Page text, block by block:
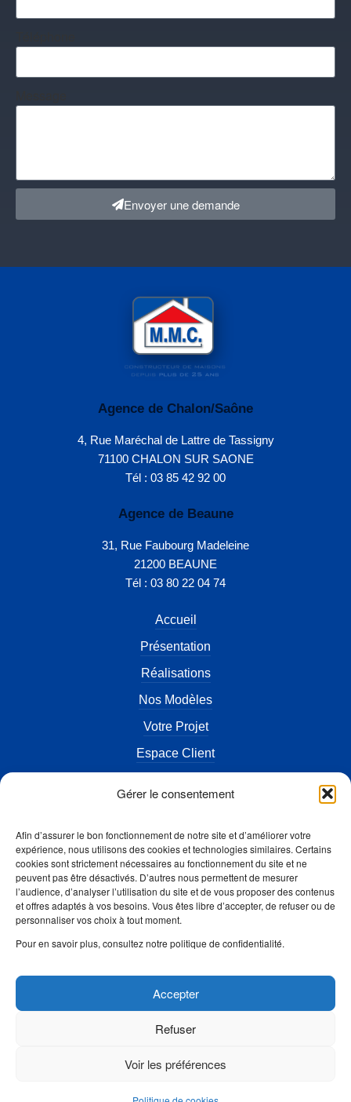
Gérer le consentement
Afin d’assurer le bon fonctionnement de notre site et d’améliorer votre
expérience, nous utilisons des cookies et technologies similaires. Certains
cookies sont strictement nécessaires au fonctionnement du site et ne
peuvent pas être désactivés. D’autres nous permettent de mesurer
l’audience, d’analyser l’utilisation du site et de vous proposer des contenus
et offres adaptés à vos besoins. Vous êtes libre d’accepter, de refuser ou de
personnaliser vos choix à tout moment.
Pour en savoir plus, consultez notre politique de confidentialité.
Accepter
Refuser
Voir les préférences
Envoyer une demande
Agence de Chalon/Saône
4, Rue Maréchal de Lattre de Tassigny
71100 CHALON SUR SAONE
Tél : 03 85 42 92 00
Agence de Beaune
31, Rue Faubourg Madeleine
21200 BEAUNE
Tél : 03 80 22 04 74
Accueil
Présentation
Réalisations
Nos Modèles
Votre Projet
Espace Client
Actualités
FAQ
Contact
Mentions légales
Accès Artisan
Suivez-nous